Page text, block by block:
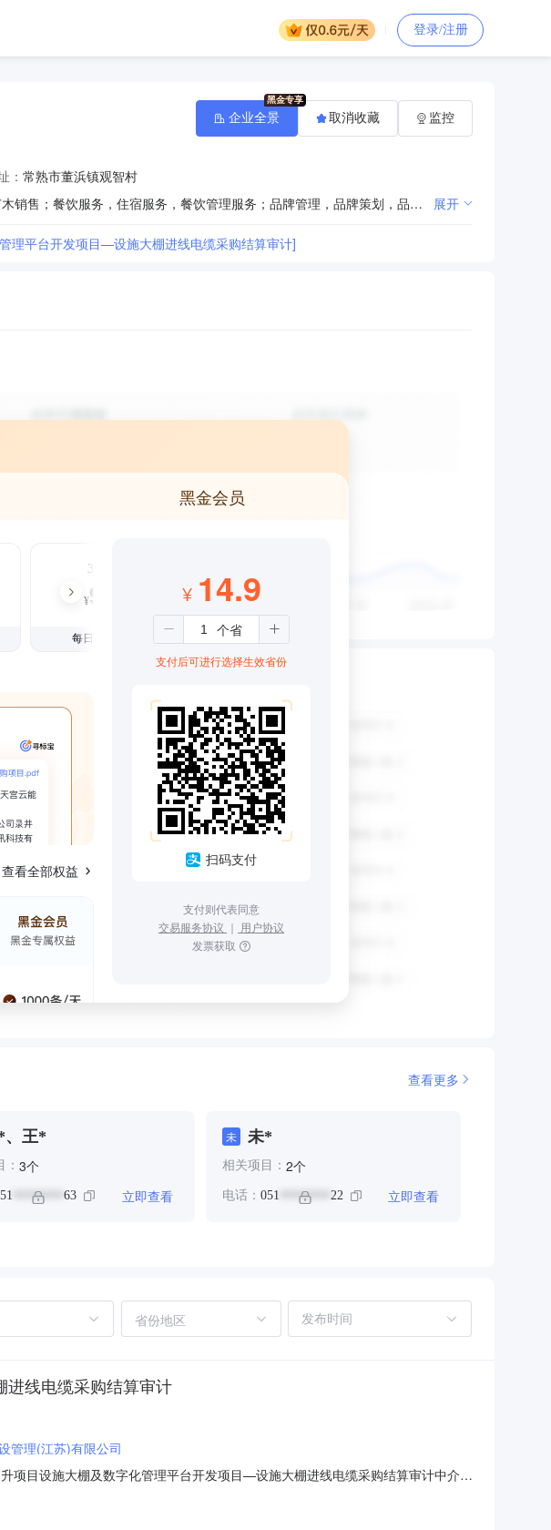
登录/注册
： 常熟市董浜镇观智村
农业观光，农业旅游；特色农产品研发、种植、加工、销售及网上销售；花卉苗木销售；餐饮服务，住宿服务，餐饮管理服务；品牌管理，品牌策划，品牌推广。（依法须经批准的项目，经相关部门批准后方可开展经营活动）许可项目：食品经营（销售预包装食品）；农药批发；林木种子生产经营（依法须经批准的项目，经相关部门批准后方可开展经营活动，具体经营项目以审批结果为准）一般项目：食用农产品批发；销售代理；普通货物仓储服务（不含危险化学品等需许可审批的项目）；广告设计、代理；广告制作；装卸搬运；物业管理；日用百货销售；非食用农产品初加工；互联网销售（除销售需要许可的商品）；初级农产品收购；非主要农作物种子生产；肥料销售；蔬菜种植；花卉种植；农作物种子经营（仅限不再分装的包装种子）；食用农产品初加工；农业机械服务；农业机械租赁；农业机械销售；野生植物保护；自然生态系统保护管理；城市绿化管理；会议及展览服务；业务培训（不含教育培训、职业技能培训等需取得许可的培训）；信息技术咨询服务；报废农业机械回收；报废农业机械拆解；机械设备销售；农林牧渔机械配件销售；农、林、牧、副、渔业专业机械的销售；畜牧机械销售；渔业机械销售；农业生产托管服务；农林牧副渔业专业机械的安装、维修；非居住房地产租赁；土地使用权租赁；机动车充电销售（除依法须经批准的项目外，凭营业执照依法自主开展经营活动） 展开
理平台开发项目—设施大棚进线电缆采购结算审计]
企业全景 取消收藏 监控
黑金会员
3个月
¥99
每日仅1.08元
查看全部权益
¥ 14.9
支付后可进行选择生效省份
扫码支付
支付则代表同意
交易服务协议 ｜ 用户协议
发票获取
查看更多
、王*
3个
******** 63 立即查看
未 未*
相关项目： 2个
电话： 051 ******** 22 立即查看
省份地区
线电缆采购结算审计
管理(江苏)有限公司
项目设施大棚及数字化管理平台开发项目—设施大棚进线电缆采购结算审计中介服
20.00%下浮率选取中介方式：邀请网上竞价+随机选取中选企业名称：东方华